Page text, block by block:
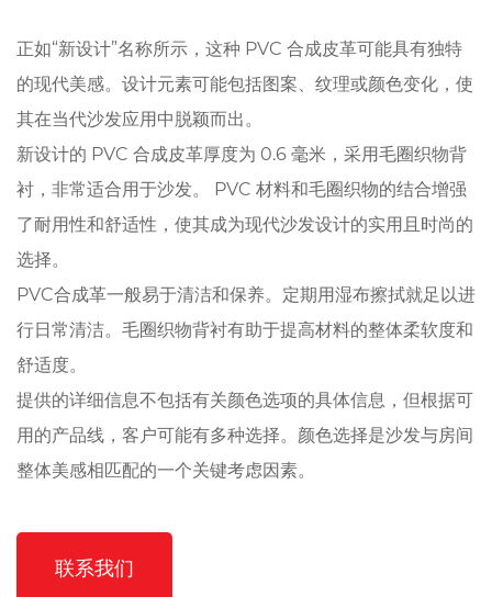
正如“新设计”名称所示，这种 PVC 合成皮革可能具有独特
的现代美感。设计元素可能包括图案、纹理或颜色变化，使
其在当代沙发应用中脱颖而出。
新设计的 PVC 合成皮革厚度为 0.6 毫米，采用毛圈织物背
衬，非常适合用于沙发。 PVC 材料和毛圈织物的结合增强
了耐用性和舒适性，使其成为现代沙发设计的实用且时尚的
选择。
PVC合成革一般易于清洁和保养。定期用湿布擦拭就足以进
行日常清洁。毛圈织物背衬有助于提高材料的整体柔软度和
舒适度。
提供的详细信息不包括有关颜色选项的具体信息，但根据可
用的产品线，客户可能有多种选择。颜色选择是沙发与房间
整体美感相匹配的一个关键考虑因素。
联系我们